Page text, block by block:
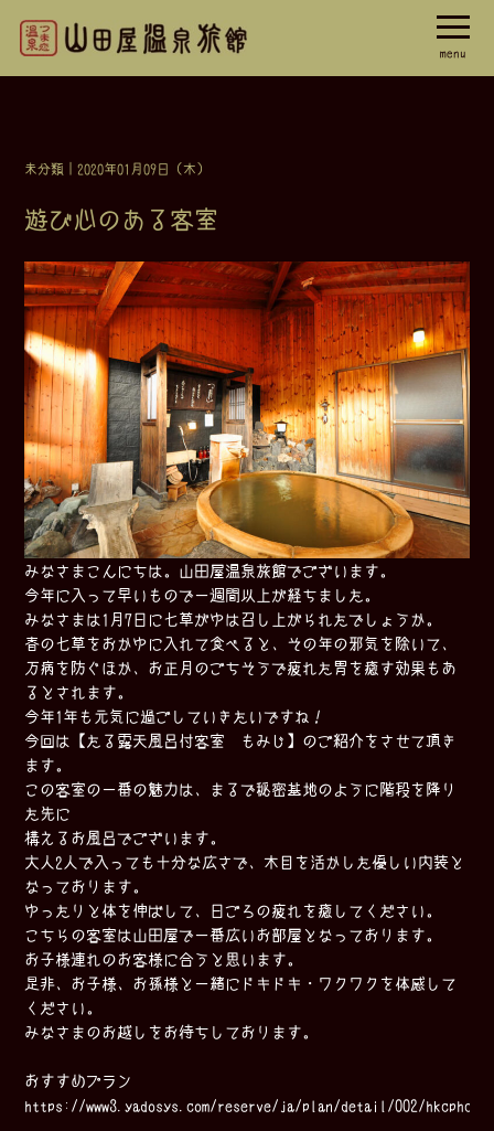
menu
未分類 ｜2020年01月09日（木）
遊び心のある客室
みなさまこんにちは。山田屋温泉旅館でございます。
今年に入って早いもので一週間以上が経ちました。
みなさまは1月7日に七草がゆは召し上がられたでしょうか。
春の七草をおかゆに入れて食べると、その年の邪気を除いて、
万病を防ぐほか、お正月のごちそうで疲れた胃を癒す効果もあ
るとされます。
今年1年も元気に過ごしていきたいですね！
今回は【たる露天風呂付客室 もみじ】のご紹介をさせて頂き
ます。
この客室の一番の魅力は、まるで秘密基地のように階段を降り
た先に
構えるお風呂でございます。
大人2人で入っても十分な広さで、木目を活かした優しい内装と
なっております。
ゆったりと体を伸ばして、日ごろの疲れを癒してください。
こちらの客室は山田屋で一番広いお部屋となっております。
お子様連れのお客様に合うと思います。
是非、お子様、お孫様と一緒にドキドキ・ワクワクを体感して
ください。
みなさまのお越しをお待ちしております。
おすすめプラン
https://www3.yadosys.com/reserve/ja/plan/detail/002/